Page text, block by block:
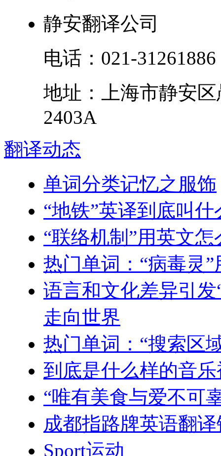
静安翻译公司
电话： 021-31261886
地址：
上海市静安区
2403A
翻译动态
单词分类记忆之服饰
“地铁”英译到底叫什
“联络机制”用英文怎
热门单词：“病毒灵
语言和文化差异引
走向世界
热门单词：“搜索区
到底是什么样的音
“唯有美食与爱不可
成都指路牌英语翻
Sport运动